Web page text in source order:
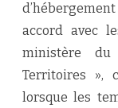
accord avec
ministère du
Territoires »,
lorsque les